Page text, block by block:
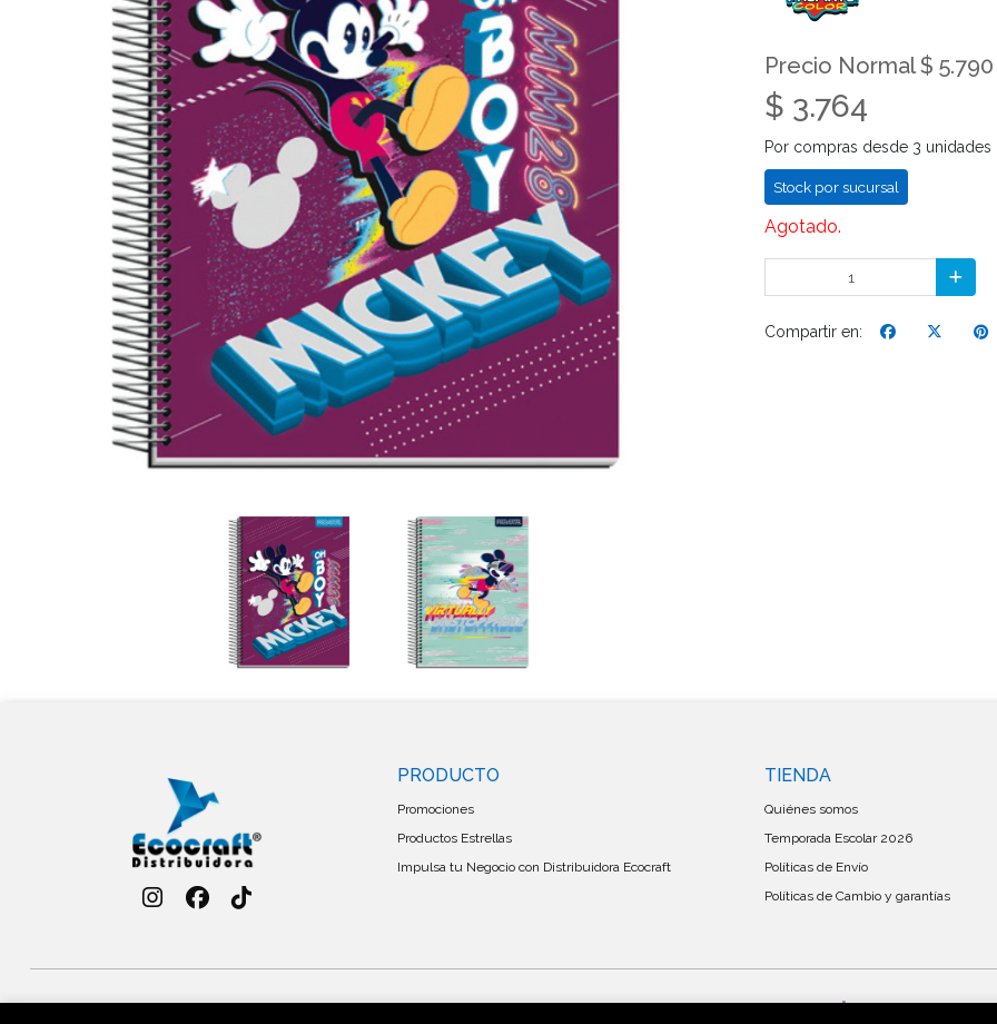
Precio Normal $ 5.790
$ 3.764
Por compras desde 3 unidades
Stock por sucursal
Agotado.
Compartir en:
PRODUCTO
Promociones
Productos Estrellas
Impulsa tu Negocio con Distribuidora Ecocraft
TIENDA
Quiénes somos
Temporada Escolar 2026
Políticas de Envío
Políticas de Cambio y garantías